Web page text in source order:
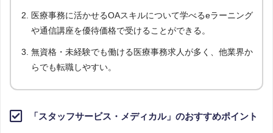
パソナメディカル
公式サイト
登録 71件
マイナビスタッフ
公式サイト
登録 61件
エヌジェーシー
60件
第21位
登録
医療事務に活かせるOAスキルについて学べるeラーニング
や通信講座を優待価格で受けることができる。
無資格・未経験でも働ける医療事務求人が多く、他業界か
らでも転職しやすい。
「スタッフサービス・メディカル」のおすすめポイント